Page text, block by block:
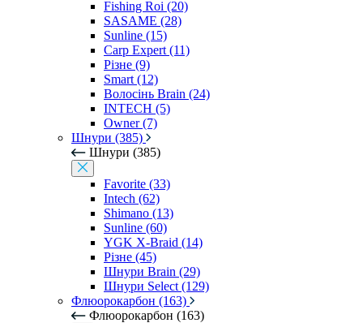
Fishing Roi (20)
SASAME (28)
Sunline (15)
Carp Expert (11)
Різне (9)
Smart (12)
Волосінь Brain (24)
INTECH (5)
Owner (7)
Шнури (385)
Шнури (385)
Favorite (33)
Intech (62)
Shimano (13)
Sunline (60)
YGK X-Braid (14)
Різне (45)
Шнури Brain (29)
Шнури Select (129)
Флюорокарбон (163)
Флюорокарбон (163)